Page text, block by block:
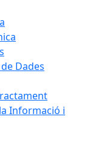
Dades
Informació i